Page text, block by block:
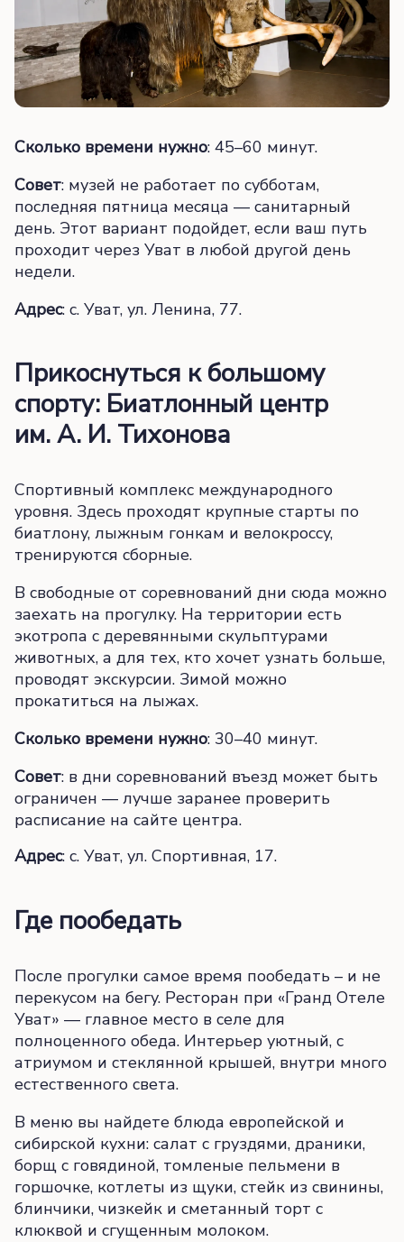
Сколько времени нужно: 45–60 минут.
Совет: музей не работает по субботам,
последняя пятница месяца — санитарный
день. Этот вариант подойдет, если ваш путь
проходит через Уват в любой другой день
недели.
Адрес: с. Уват, ул. Ленина, 77.
Прикоснуться к большому
спорту: Биатлонный центр
им. А. И. Тихонова
Спортивный комплекс международного
уровня. Здесь проходят крупные старты по
биатлону, лыжным гонкам и велокроссу,
тренируются сборные.
В свободные от соревнований дни сюда можно
заехать на прогулку. На территории есть
экотропа с деревянными скульптурами
животных, а для тех, кто хочет узнать больше,
проводят экскурсии. Зимой можно
прокатиться на лыжах.
Сколько времени нужно: 30–40 минут.
Совет: в дни соревнований въезд может быть
ограничен — лучше заранее проверить
расписание на сайте центра.
Адрес: с. Уват, ул. Спортивная, 17.
Где пообедать
После прогулки самое время пообедать – и не
перекусом на бегу. Ресторан при «Гранд Отеле
Уват» — главное место в селе для
полноценного обеда. Интерьер уютный, с
атриумом и стеклянной крышей, внутри много
естественного света.
В меню вы найдете блюда европейской и
сибирской кухни: салат с груздями, драники,
борщ с говядиной, томленые пельмени в
горшочке, котлеты из щуки, стейк из свинины,
блинчики, чизкейк и сметанный торт с
клюквой и сгущенным молоком.